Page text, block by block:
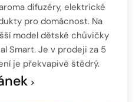
difuzéry, elektrické
pro domácnost. Na
model dětské chůvičky
Smart. Je v prodeji za 5
je překvapivě štědrý.